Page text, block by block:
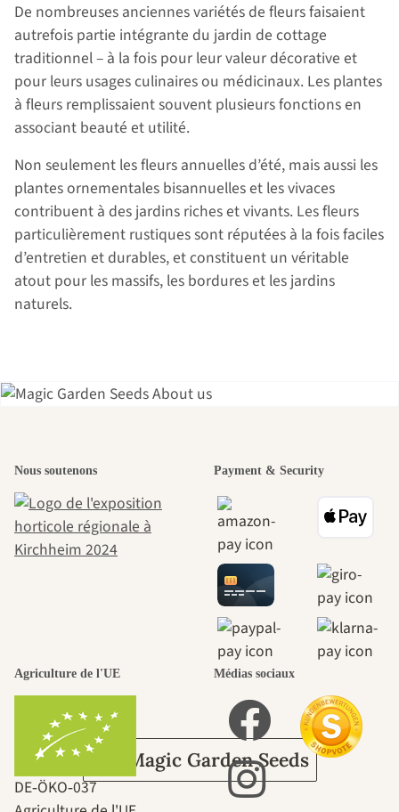
De nombreuses anciennes variétés de fleurs faisaient
autrefois partie intégrante du jardin de cottage
traditionnel – à la fois pour leur valeur décorative et
pour leurs usages culinaires ou médicinaux. Les plantes
à fleurs remplissaient souvent plusieurs fonctions en
associant beauté et utilité.
Non seulement les fleurs annuelles d’été, mais aussi les
plantes ornementales bisannuelles et les vivaces
contribuent à des jardins riches et vivants. Les fleurs
particulièrement rustiques sont réputées à la fois faciles
d’entretien et durables, et constituent un véritable
atout pour les massifs, les bordures et les jardins
naturels.
beaux chemins
menant vers
nous-mêmes,
passe par le
jardin.
Sur Magic Garden Seeds
Nous soutenons Payment & Security
Agriculture de l'UE
DE‑ÖKO‑037
Médias sociaux